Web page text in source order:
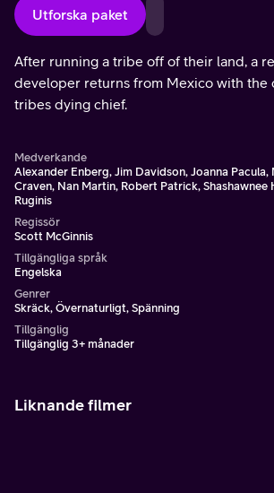
Utforska paket
After running a tribe off of their land, a
developer returns from Mexico with the
tribes dying chief.
Medverkande
Alexander Enberg, Jim Davidson, Joanna Pacula,
Craven, Nan Martin, Robert Patrick, Shashawnee
Ruginis
Regissör
Scott McGinnis
Tillgängliga språk
Engelska
Genrer
Skräck, Övernaturligt, Spänning
Tillgänglig
Tillgänglig 3+ månader
Liknande filmer